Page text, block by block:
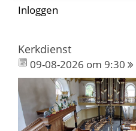
Inloggen
Kerkdienst
09-08-2026 om 9:30